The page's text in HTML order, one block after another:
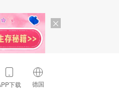
下载 德国